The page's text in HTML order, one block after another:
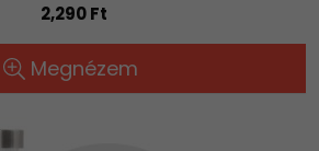
2,290 Ft
Megnézem